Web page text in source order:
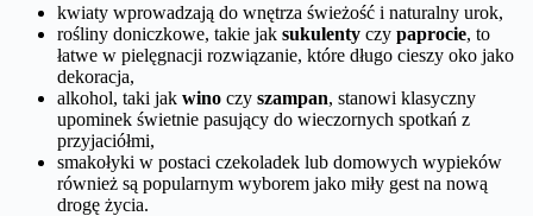
kwiaty wprowadzają do wnętrza świeżość i naturalny urok,
rośliny doniczkowe, takie jak sukulenty czy paprocie, to
łatwe w pielęgnacji rozwiązanie, które długo cieszy oko jako
dekoracja,
alkohol, taki jak wino czy szampan, stanowi klasyczny
upominek świetnie pasujący do wieczornych spotkań z
przyjaciółmi,
smakołyki w postaci czekoladek lub domowych wypieków
również są popularnym wyborem jako miły gest na nową
drogę życia.